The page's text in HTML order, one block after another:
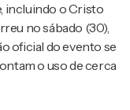
incluindo o Cristo
no sábado (30),
oficial do evento se
o uso de cerca